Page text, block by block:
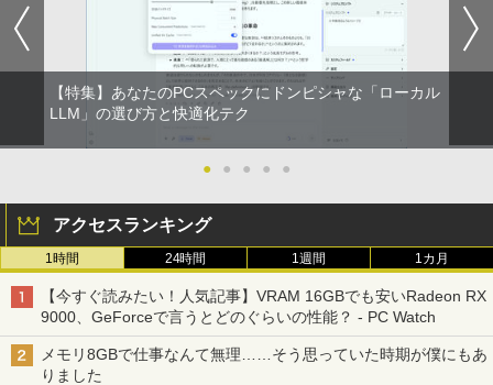
【特集】あなたのPCスペックにドンピシャな「ローカル
LLM」の選び方と快適化テク
● ● ● ● ●
アクセスランキング
1時間 24時間 1週間 1カ月
【今すぐ読みたい！人気記事】VRAM 16GBでも安いRadeon RX
9000、GeForceで言うとどのぐらいの性能？ - PC Watch
メモリ8GBで仕事なんて無理……そう思っていた時期が僕にもあ
りました